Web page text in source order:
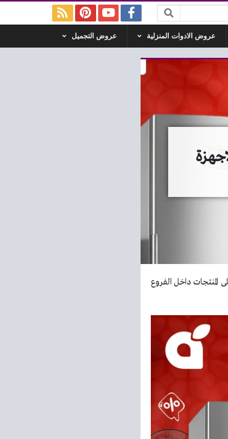
عروض الادوات المنزلية عروض التجميل
داخل الفروع